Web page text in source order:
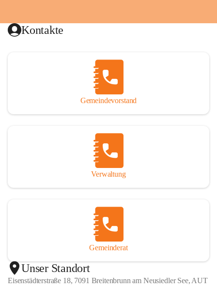
Kontakte
Gemeindevorstand
Verwaltung
Gemeinderat
Unser Standort
Eisenstädterstraße 18, 7091 Breitenbrunn am Neusiedler See, AUT